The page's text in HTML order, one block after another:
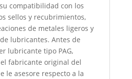
compatibilidad con los
sellos y recubrimientos,
de metales ligeros y
lubricantes. Antes de
lubricante tipo PAG,
fabricante original del
le asesore respecto a la